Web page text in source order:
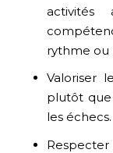
rythme ou
Valoriser
plutôt que
les échecs.